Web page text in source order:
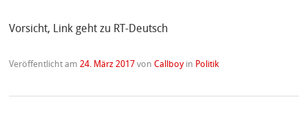
Vorsicht, Link geht zu RT-Deutsch
Veröffentlicht am 24. März 2017 vonCallboy in Politik